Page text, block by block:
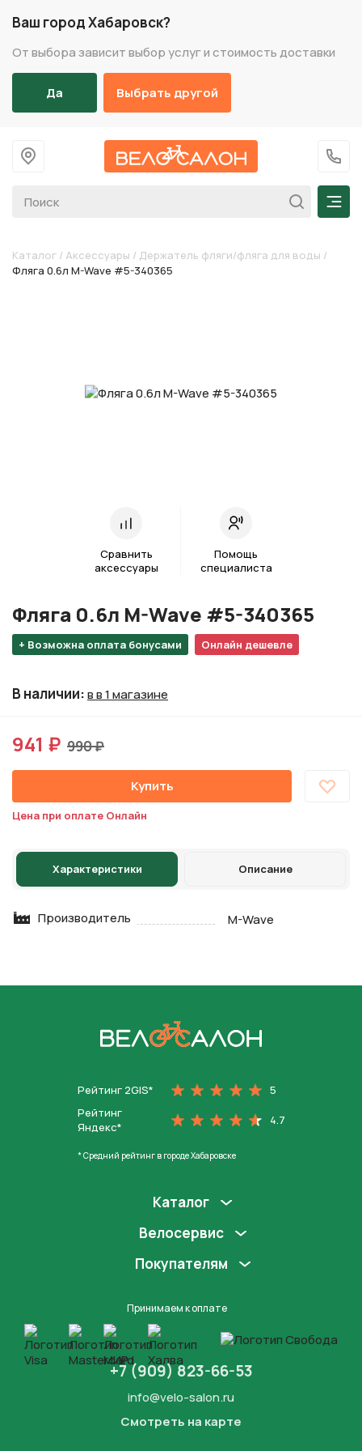
Ваш город Хабаровск?
От выбора зависит выбор услуг и стоимость доставки
Да Выбрать другой
На главную
+7
Каталог / Аксессуары / Держатель фляги/фляга для воды /
Фляга 0.6л M-Wave #5-340365
Сравнить
аксессуары
Помощь
специалиста
+ Возможна оплата бонусами Онлайн дешевле
Фляга 0.6л M-Wave #5-340365
В наличии:в в 1 магазине
941 ₽ 990 ₽
Купить
Цена при оплате Онлайн
Характеристики Описание
Производитель M-Wave
Рейтинг 2GIS*
5
Рейтинг
Яндекс*
4.7
* Средний рейтинг в городе Хабаровске
Каталог
Велосервис
Покупателям
Принимаем к оплате
+7 (909) 823-66-53
info@velo-salon.ru
Смотреть на карте